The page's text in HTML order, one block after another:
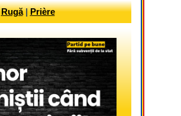
Rugă|Prière